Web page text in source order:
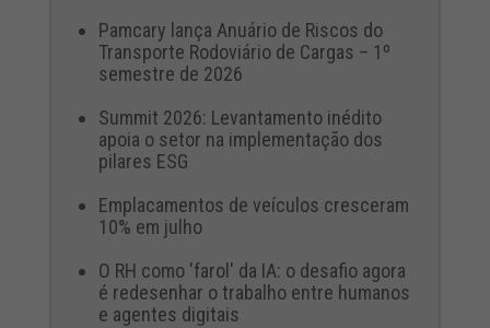
Pamcary lança Anuário de Riscos do
Transporte Rodoviário de Cargas – 1º
semestre de 2026
Summit 2026: Levantamento inédito
apoia o setor na implementação dos
pilares ESG
Emplacamentos de veículos cresceram
10% em julho
O RH como 'farol' da IA: o desafio agora
é redesenhar o trabalho entre humanos
e agentes digitais